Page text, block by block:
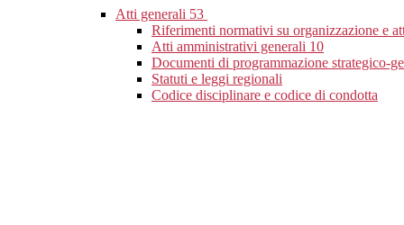
Atti generali 53
Riferimenti normativi su organizzazione e
Atti amministrativi generali 10
Documenti di programmazione strategico-
Statuti e leggi regionali
Codice disciplinare e codice di condotta